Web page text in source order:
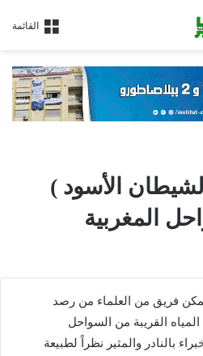
القائمة
الأسود )
المغربية
فريق من العلماء من رصد
القريبة من السواحل
بالنادر والمثير نظراً لطبيعة